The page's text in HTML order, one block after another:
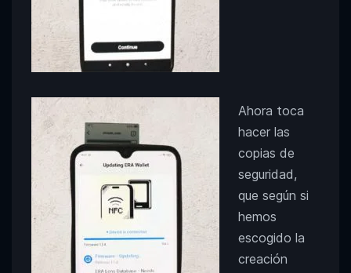
Ahora toca
hacer las
copias de
seguridad,
que según si
hemos
escogido la
creación